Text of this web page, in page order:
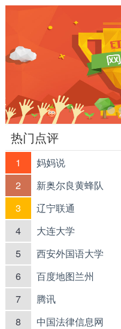
热门点评
1 妈妈说
2 新奥尔良黄蜂队
3 辽宁联通
4 大连大学
5 西安外国语大学
6 百度地图兰州
7 腾讯
8 中国法律信息网